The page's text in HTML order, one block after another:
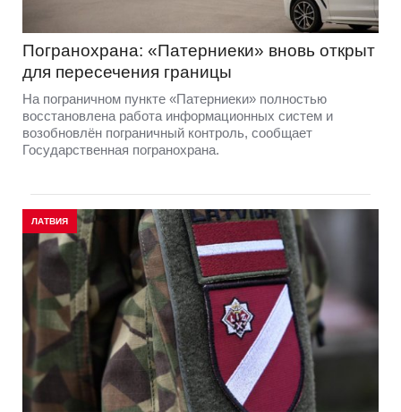
Погранохрана: «Патерниеки» вновь открыт
для пересечения границы
На пограничном пункте «Патерниеки» полностью
восстановлена работа информационных систем и
возобновлён пограничный контроль, сообщает
Государственная погранохрана.
ЛАТВИЯ